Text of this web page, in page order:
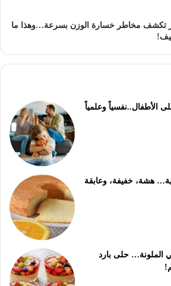
تكشف مخاطر خسارة الوزن بسرعة…وهذا ما
الأطفال..نفسياً وعلمياً
هشة، خفيفة، وعابقة
الملونة… حلى بارد